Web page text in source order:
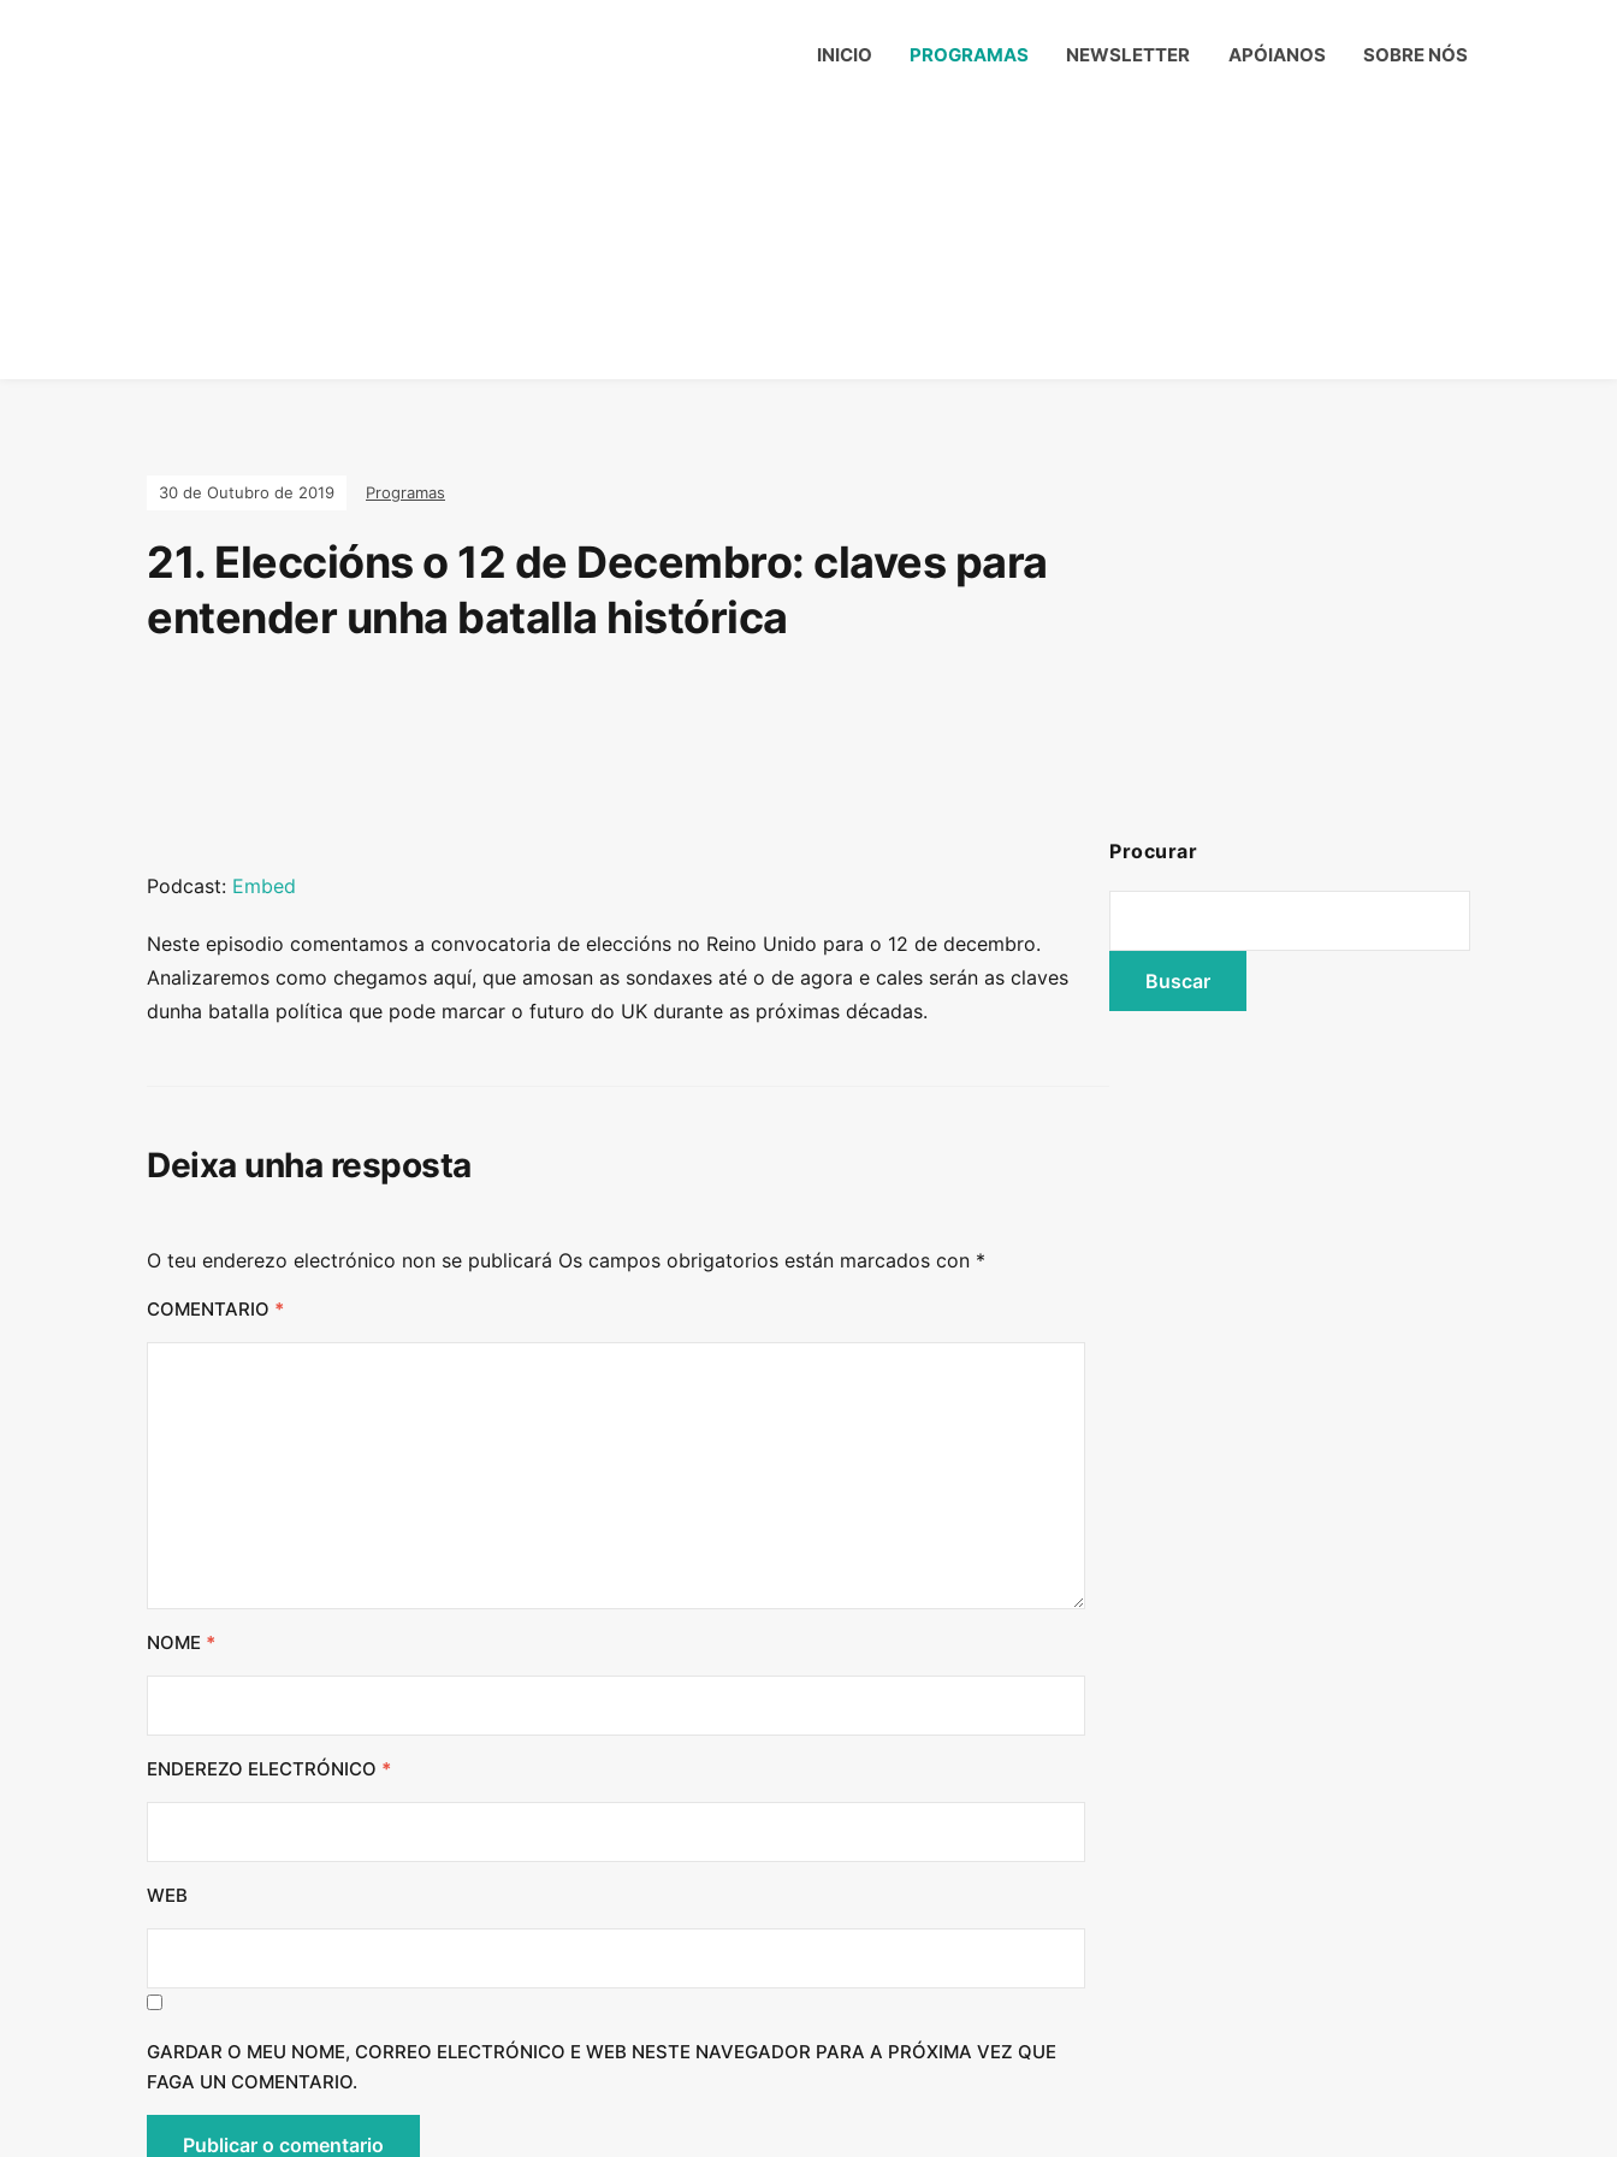
INICIO PROGRAMAS NEWSLETTER APÓIANOS SOBRE NÓS
30 de Outubro de 2019 Programas
21. Eleccións o 12 de Decembro: claves para
entender unha batalla histórica
Podcast: Embed
Neste episodio comentamos a convocatoria de eleccións no Reino Unido para o 12 de decembro.
Analizaremos como chegamos aquí, que amosan as sondaxes até o de agora e cales serán as claves
dunha batalla política que pode marcar o futuro do UK durante as próximas décadas.
Deixa unha resposta
O teu enderezo electrónico non se publicará Os campos obrigatorios están marcados con *
COMENTARIO *
NOME *
ENDEREZO ELECTRÓNICO *
WEB
GARDAR O MEU NOME, CORREO ELECTRÓNICO E WEB NESTE NAVEGADOR PARA A PRÓXIMA VEZ QUE
FAGA UN COMENTARIO.
Procurar